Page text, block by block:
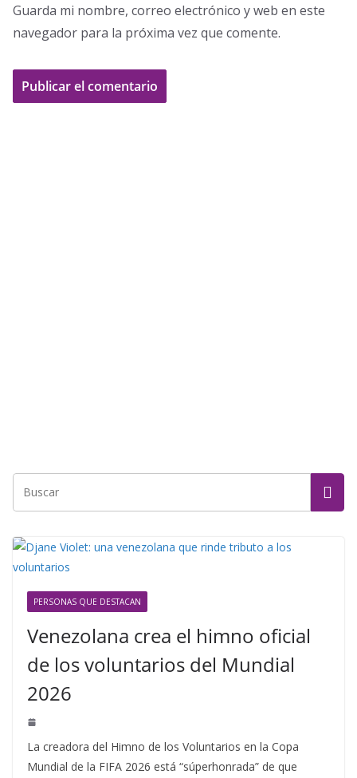
Guarda mi nombre, correo electrónico y web en este
navegador para la próxima vez que comente.
PERSONAS QUE DESTACAN
Venezolana crea el himno oficial
de los voluntarios del Mundial
2026
La creadora del Himno de los Voluntarios en la Copa
Mundial de la FIFA 2026 está “súperhonrada” de que